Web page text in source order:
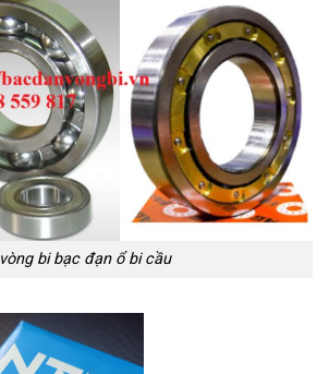
vòng bi bạc đạn ổ bi cầu